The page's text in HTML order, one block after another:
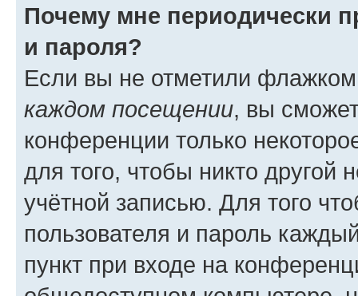
Почему мне периодически
и пароля?
Если вы не отметили
каждом посещении, вы
конференции только
для того, чтобы никто другой
учётной записью. Для того
пользователя и пароль
пункт при входе на